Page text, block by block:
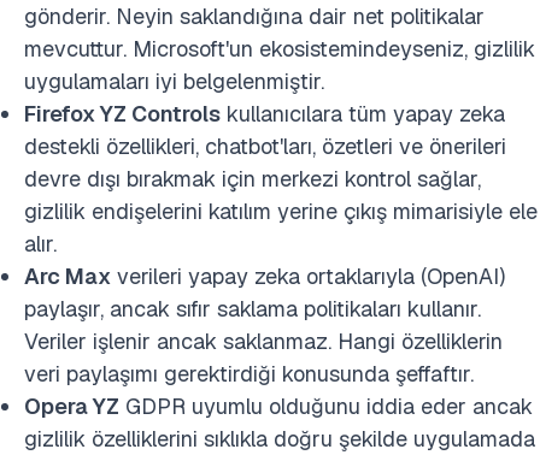
gönderir. Neyin saklandığına dair net politikalar
mevcuttur. Microsoft'un ekosistemindeyseniz, gizlilik
uygulamaları iyi belgelenmiştir.
Firefox YZ Controls kullanıcılara tüm yapay zeka
destekli özellikleri, chatbot'ları, özetleri ve önerileri
devre dışı bırakmak için merkezi kontrol sağlar,
gizlilik endişelerini katılım yerine çıkış mimarisiyle ele
alır.
Arc Max verileri yapay zeka ortaklarıyla (OpenAI)
paylaşır, ancak sıfır saklama politikaları kullanır.
Veriler işlenir ancak saklanmaz. Hangi özelliklerin
veri paylaşımı gerektirdiği konusunda şeffaftır.
Opera YZ GDPR uyumlu olduğunu iddia eder ancak
gizlilik özelliklerini sıklıkla doğru şekilde uygulamada